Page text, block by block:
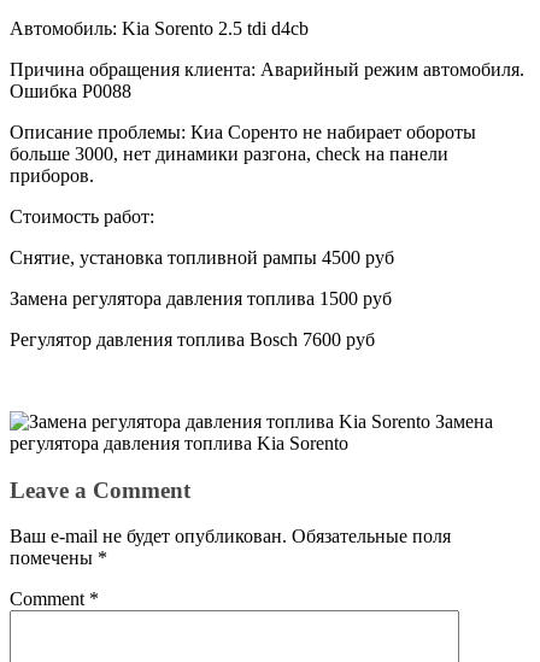
Автомобиль: Kia Sorento 2.5 tdi d4cb
Причина обращения клиента: Аварийный режим автомобиля.
Ошибка P0088
Описание проблемы: Киа Соренто не набирает обороты
больше 3000, нет динамики разгона, check на панели
приборов.
Стоимость работ:
Снятие, установка топливной рампы 4500 руб
Замена регулятора давления топлива 1500 руб
Регулятор давления топлива Bosch 7600 руб
Замена
регулятора давления топлива Kia Sorento
Leave a Comment
Ваш e-mail не будет опубликован. Обязательные поля
помечены *
Comment *